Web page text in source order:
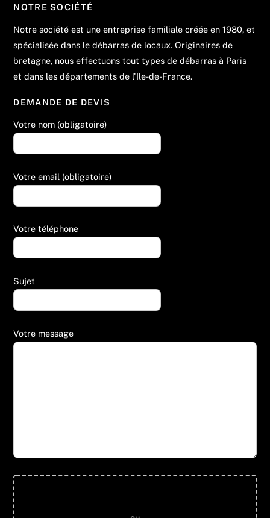
NOTRE SOCIÉTÉ
Notre société est une entreprise familiale créée en 1980, et
spécialisée dans le débarras de locaux. Originaires de
bretagne, nous effectuons tout types de débarras à Paris
et dans les départements de l'Ile-de-France.
DEMANDE DE DEVIS
Votre nom (obligatoire)
Votre email (obligatoire)
Votre téléphone
Sujet
Votre message